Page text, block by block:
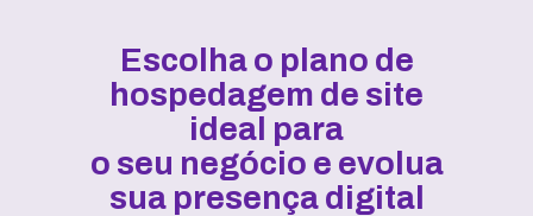
Escolha o plano de
hospedagem de site
ideal para
o seu negócio e evolua
sua presença digital